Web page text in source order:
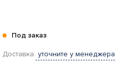
Под заказ
Доставка: уточните у менеджера